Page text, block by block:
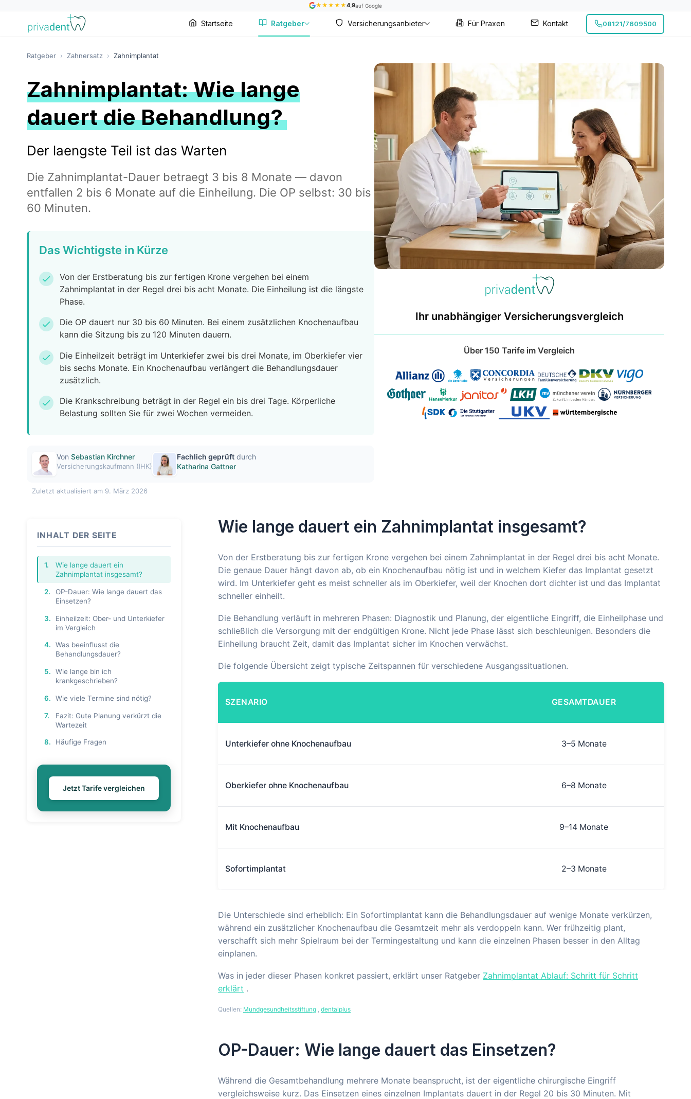
★ ★ ★ ★ ★4,9auf Google
Startseite Ratgeber Versicherungsanbieter Für Praxen Kontakt 08121/7609500
Ratgeber › Zahnersatz › Zahnimplantat
Zahnimplantat: Wie lange
dauert die Behandlung?
Der laengste Teil ist das Warten
Die Zahnimplantat-Dauer betraegt 3 bis 8 Monate — davon
entfallen 2 bis 6 Monate auf die Einheilung. Die OP selbst: 30 bis
60 Minuten.
Das Wichtigste in Kürze
check
Von der Erstberatung bis zur fertigen Krone vergehen bei einem
Zahnimplantat in der Regel drei bis acht Monate. Die Einheilung ist die längste
Phase.
check
Die OP dauert nur 30 bis 60 Minuten. Bei einem zusätzlichen Knochenaufbau
kann die Sitzung bis zu 120 Minuten dauern.
check
Die Einheilzeit beträgt im Unterkiefer zwei bis drei Monate, im Oberkiefer vier
bis sechs Monate. Ein Knochenaufbau verlängert die Behandlungsdauer
zusätzlich.
check
Die Krankschreibung beträgt in der Regel ein bis drei Tage. Körperliche
Belastung sollten Sie für zwei Wochen vermeiden.
Von Sebastian Kirchner
Versicherungskaufmann (IHK)
Fachlich geprüft durch
Katharina Gattner
Zuletzt aktualisiert am 9. März 2026
Ihr unabhängiger Versicherungsvergleich
Über 150 Tarife im Vergleich
INHALT DER SEITE
1.
Wie lange dauert ein
Zahnimplantat insgesamt?
2.
OP-Dauer: Wie lange dauert das
Einsetzen?
3.
Einheilzeit: Ober- und Unterkiefer
im Vergleich
4.
Was beeinflusst die
Behandlungsdauer?
5.
Wie lange bin ich
krankgeschrieben?
6. Wie viele Termine sind nötig?
7.
Fazit: Gute Planung verkürzt die
Wartezeit
8. Häufige Fragen
Jetzt Tarife vergleichen
Wie lange dauert ein Zahnimplantat insgesamt?
Von der Erstberatung bis zur fertigen Krone vergehen bei einem Zahnimplantat in der Regel drei bis acht Monate.
Die genaue Dauer hängt davon ab, ob ein Knochenaufbau nötig ist und in welchem Kiefer das Implantat gesetzt
wird. Im Unterkiefer geht es meist schneller als im Oberkiefer, weil der Knochen dort dichter ist und das Implantat
schneller einheilt.
Die Behandlung verläuft in mehreren Phasen: Diagnostik und Planung, der eigentliche Eingriff, die Einheilphase und
schließlich die Versorgung mit der endgültigen Krone. Nicht jede Phase lässt sich beschleunigen. Besonders die
Einheilung braucht Zeit, damit das Implantat sicher im Knochen verwächst.
Die folgende Übersicht zeigt typische Zeitspannen für verschiedene Ausgangssituationen.
SZENARIO GESAMTDAUER
Unterkiefer ohne Knochenaufbau 3–5 Monate
Oberkiefer ohne Knochenaufbau 6–8 Monate
Mit Knochenaufbau 9–14 Monate
Sofortimplantat 2–3 Monate
Die Unterschiede sind erheblich: Ein Sofortimplantat kann die Behandlungsdauer auf wenige Monate verkürzen,
während ein zusätzlicher Knochenaufbau die Gesamtzeit mehr als verdoppeln kann. Wer frühzeitig plant,
verschafft sich mehr Spielraum bei der Termingestaltung und kann die einzelnen Phasen besser in den Alltag
einplanen.
Was in jeder dieser Phasen konkret passiert, erklärt unser Ratgeber Zahnimplantat Ablauf: Schritt für Schritt
erklärt .
Quellen: Mundgesundheitsstiftung dentalplus
OP-Dauer: Wie lange dauert das Einsetzen?
Während die Gesamtbehandlung mehrere Monate beansprucht, ist der eigentliche chirurgische Eingriff
vergleichsweise kurz. Das Einsetzen eines einzelnen Implantats dauert in der Regel 20 bis 30 Minuten. Mit